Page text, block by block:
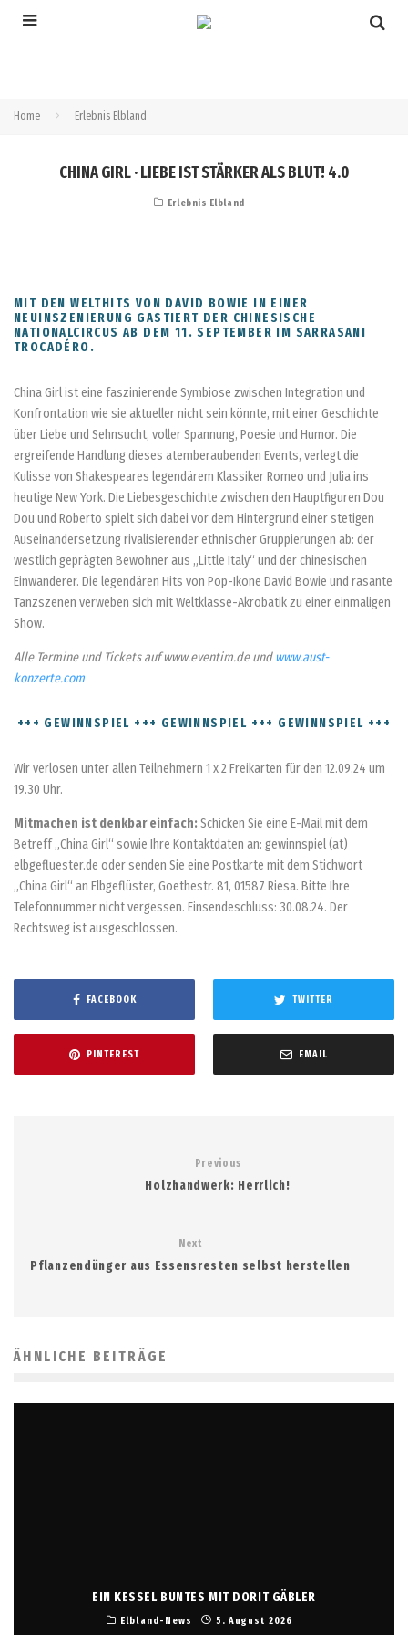
Home Erlebnis Elbland
CHINA GIRL · LIEBE IST STÄRKER ALS BLUT! 4.0
Erlebnis Elbland
MIT DEN WELTHITS VON DAVID BOWIE IN EINER
NEUINSZENIERUNG GASTIERT DER CHINESISCHE
NATIONALCIRCUS AB DEM 11. SEPTEMBER IM SARRASANI
TROCADÉRO.
China Girl ist eine faszinierende Symbiose zwischen Integration und
Konfrontation wie sie aktueller nicht sein könnte, mit einer Geschichte
über Liebe und Sehnsucht, voller Spannung, Poesie und Humor. Die
ergreifende Handlung dieses atemberaubenden Events, verlegt die
Kulisse von Shakespeares legendärem Klassiker Romeo und Julia ins
heutige New York. Die Liebesgeschichte zwischen den Hauptfiguren Dou
Dou und Roberto spielt sich dabei vor dem Hintergrund einer stetigen
Auseinandersetzung rivalisierender ethnischer Gruppierungen ab: der
westlich geprägten Bewohner aus „Little Italy“ und der chinesischen
Einwanderer. Die legendären Hits von Pop-Ikone David Bowie und rasante
Tanzszenen verweben sich mit Weltklasse-Akrobatik zu einer einmaligen
Show.
Alle Termine und Tickets auf www.eventim.de undwww.aust-
konzerte.com
+++ GEWINNSPIEL +++ GEWINNSPIEL +++ GEWINNSPIEL +++
Wir verlosen unter allen Teilnehmern 1 x 2 Freikarten für den 12.09.24 um
19.30 Uhr.
Mitmachen ist denkbar einfach: Schicken Sie eine E-Mail mit dem
Betreff „China Girl“ sowie Ihre Kontaktdaten an: gewinnspiel (at)
elbgefluester.de oder senden Sie eine Postkarte mit dem Stichwort
„China Girl“ an Elbgeflüster, Goethestr. 81, 01587 Riesa. Bitte Ihre
Telefonnummer nicht vergessen. Einsendeschluss: 30.08.24. Der
Rechtsweg ist ausgeschlossen.
FACEBOOK TWITTER
PINTEREST EMAIL
Previous
Holzhandwerk: Herrlich!
Next
Pflanzendünger aus Essensresten selbst herstellen
ÄHNLICHE BEITRÄGE
EIN KESSEL BUNTES MIT DORIT GÄBLER
Elbland-News 5. August 2026